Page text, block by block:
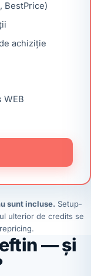
BestPrice)
achiziție
WEB
sunt incluse. Setup-
ulterior de credits se
— și